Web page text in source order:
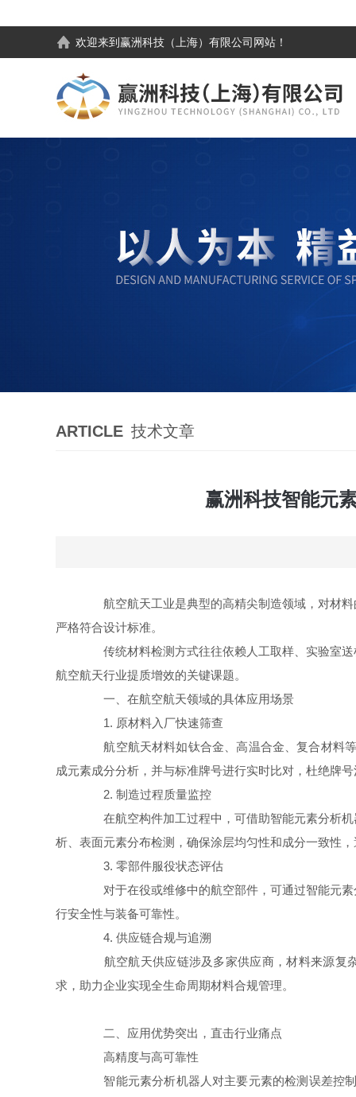
欢迎来到 赢洲科技（上海）有限公司 网站！
ARTICLE 技术文章
赢洲科技智能元
航空航天工业是典型的高精尖制造领域，对材料
严格符合设计标准。
传统材料检测方式往往依赖人工取样、实验室送
航空航天行业提质增效的关键课题。
一、在航空航天领域的具体应用场景
1. 原材料入厂快速筛查
航空航天材料如钛合金、高温合金、复合材料等
成元素成分分析，并与标准牌号进行实时比对，杜绝牌
2. 制造过程质量监控
在航空构件加工过程中，可借助智能元素分析机
析、表面元素分布检测，确保涂层均匀性和成分一致性
3. 零部件服役状态评估
对于在役或维修中的航空部件，可通过智能元素
行安全性与装备可靠性。
4. 供应链合规与追溯
航空航天供应链涉及多家供应商，材料来源复杂
求，助力企业实现全生命周期材料合规管理。
二、应用优势突出，直击行业痛点
高精度与高可靠性
智能元素分析机器人对主要元素的检测误差控制